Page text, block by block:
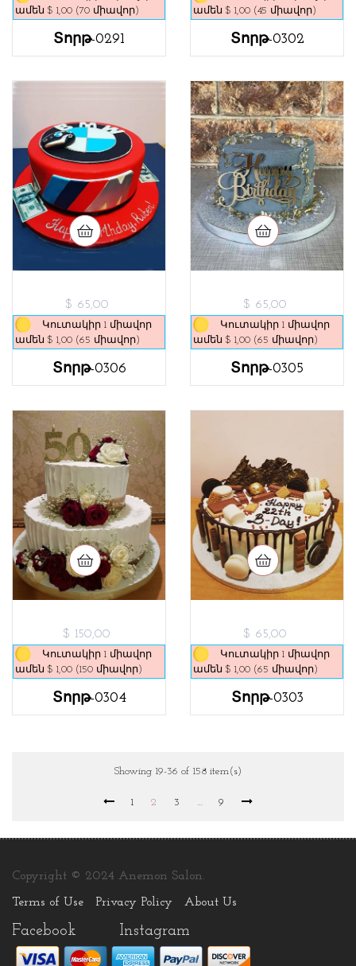
ամեն $ 1,00 (70 միավոր)
Տորթ-0291
ամեն $ 1,00 (45 միավոր)
Տորթ-0302
$ 65,00
Կուտակիր 1 միավոր
ամեն $ 1,00 (65 միավոր)
Տորթ-0306
$ 65,00
Կուտակիր 1 միավոր
ամեն $ 1,00 (65 միավոր)
Տորթ-0305
$ 150,00
Կուտակիր 1 միավոր
ամեն $ 1,00 (150 միավոր)
Տորթ-0304
$ 65,00
Կուտակիր 1 միավոր
ամեն $ 1,00 (65 միավոր)
Տորթ-0303
Showing 19-36 of 158 item(s)
1 2 3 … 9
Copyright © 2024 Anemon Salon.
Terms of Use Privacy Policy About Us
Facebook Instagram